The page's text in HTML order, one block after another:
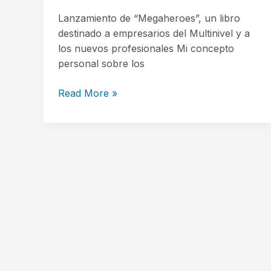
Lanzamiento de “Megaheroes”, un libro
destinado a empresarios del Multinivel y a
los nuevos profesionales Mi concepto
personal sobre los
Read More »